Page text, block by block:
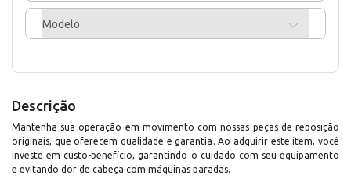
Modelo
Descrição
Mantenha sua operação em movimento com nossas peças de reposição
originais, que oferecem qualidade e garantia. Ao adquirir este item, você
investe em custo-benefício, garantindo o cuidado com seu equipamento
e evitando dor de cabeça com máquinas paradas.